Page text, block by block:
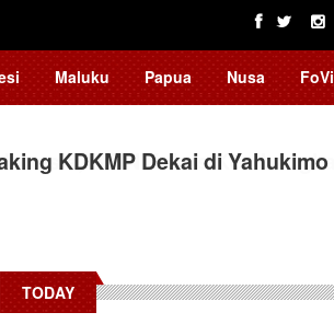
Maluku Papua Nusa FoVi
KDKMP Dekai di Yahukimo
TODAY